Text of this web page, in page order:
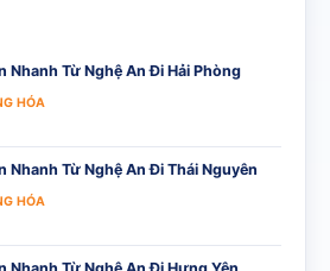
Nhanh Từ Nghệ An Đi Hải Phòng
HÓA
Nhanh Từ Nghệ An Đi Thái Nguyên
HÓA